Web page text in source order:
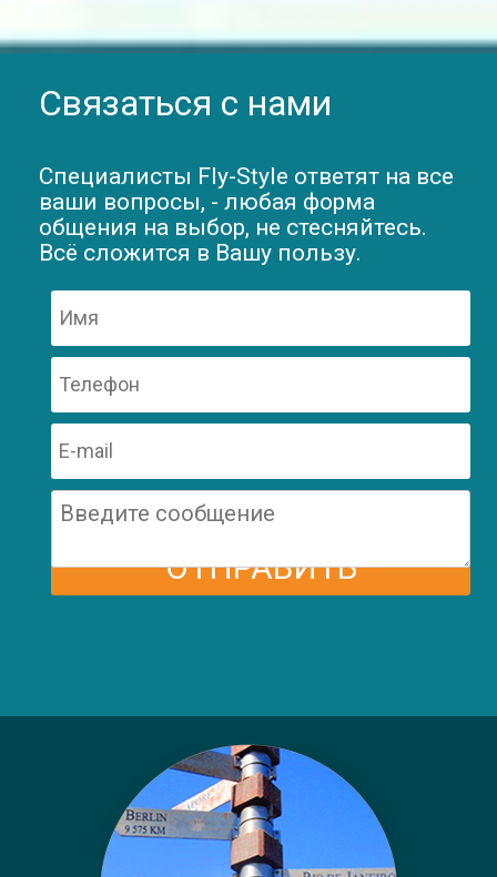
Связаться с нами
Специалисты Fly-Style ответят на все
ваши вопросы, - любая форма
общения на выбор, не стесняйтесь.
Всё сложится в Вашу пользу.